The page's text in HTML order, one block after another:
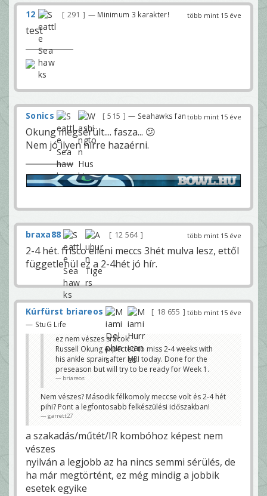
több mint 15 éve
12 291 — Minimum 3 karakter!
test
több mint 15 éve
Sonics 515 — Seahawks fan
Okung megsérült.... fasza... 😕
Nem jó ilyen hírre hazaérni.
több mint 15 éve
braxa88 12 564
2-4 hét. frisco elleni meccs 3hét mulva lesz, ettől
függetlenül ez a 2-4hét jó hír.
több mint 15 éve
Kúrfürst briareos 18 655
— StuG Life
ez nem vészes srácok
Russell Okung expected to miss 2-4 weeks with
his ankle sprain after MRI today. Done for the
preseason but will try to be ready for Week 1.
briareos
Nem vészes? Második félkomoly meccse volt és 2-4 hét
pihi? Pont a legfontosabb felkészülési időszakban!
garrett27
a szakadás/műtét/IR kombóhoz képest nem
vészes
nyilván a legjobb az ha nincs semmi sérülés, de
ha már megtörtént, ez még mindig a jobbik
esetek egyike